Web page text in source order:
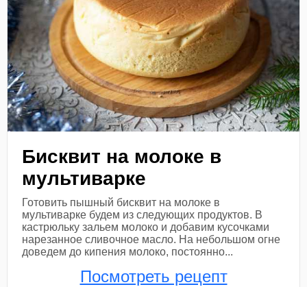
Бисквит на молоке в
мультиварке
Готовить пышный бисквит на молоке в
мультиварке будем из следующих продуктов. В
кастрюльку зальем молоко и добавим кусочками
нарезанное сливочное масло. На небольшом огне
доведем до кипения молоко, постоянно...
Посмотреть рецепт